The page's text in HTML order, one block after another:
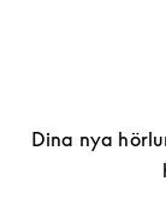
Dina nya